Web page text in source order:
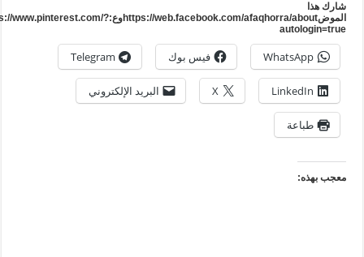
هذا
الموضhttps://web.facebook.com/afaqhorra/aboutوع:https://www.pinterest.com/?
WhatsApp فيس بوك Telegram
LinkedIn
X البريد الإلكتروني
طباعة
بهذه: